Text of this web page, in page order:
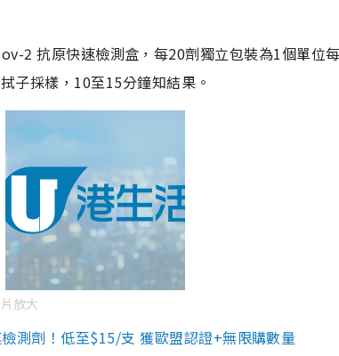
2 抗原快速檢測盒，每20劑獨立包裝為1個單位
子採樣，10至15分鐘知結果。
放大
測劑！低至$15/支 獲歐盟認證+無限購數量